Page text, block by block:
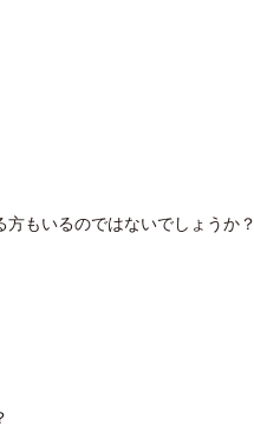
もいるのではないでしょうか？